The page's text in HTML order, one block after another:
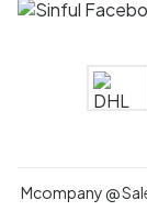
Mcompany @